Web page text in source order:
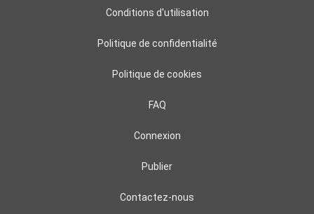
Conditions d'utilisation
Politique de confidentialité
Politique de cookies
FAQ
Connexion
Publier
Contactez-nous